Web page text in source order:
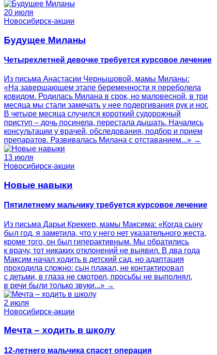
20 июля
Новосибирск-акции
Будущее Миланы
Четырехлетней девочке требуется курсовое лечение
Из письма Анастасии Чернышовой, мамы Миланы:
«На завершающем этапе беременности я переболела
ковидом. Родилась Милана в срок, но маловесной, в три
месяца мы стали замечать у нее подергивания рук и ног.
В четыре месяца случился короткий судорожный
приступ – дочь посинела, перестала дышать. Начались
консультации у врачей, обследования, подбор и прием
препаратов. Развивалась Милана с отставанием...» →
13 июля
Новосибирск-акции
Новые навыки
Пятилетнему мальчику требуется курсовое лечение
Из письма Дарьи Креккер, мамы Максима: «Когда сыну
был год, я заметила, что у него нет указательного жеста,
кроме того, он был гиперактивным. Мы обратились
к врачу, тот никаких отклонений не выявил. В два года
Максим начал ходить в детский сад, но адаптация
проходила сложно: сын плакал, не контактировал
с детьми, в глаза не смотрел, просьбы не выполнял,
в речи были только звуки...» →
2 июля
Новосибирск-акции
Мечта – ходить в школу
12-летнего мальчика спасет операция